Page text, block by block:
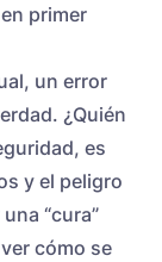
primer
un error
¿Quién
es
y el peligro
“cura”
cómo se